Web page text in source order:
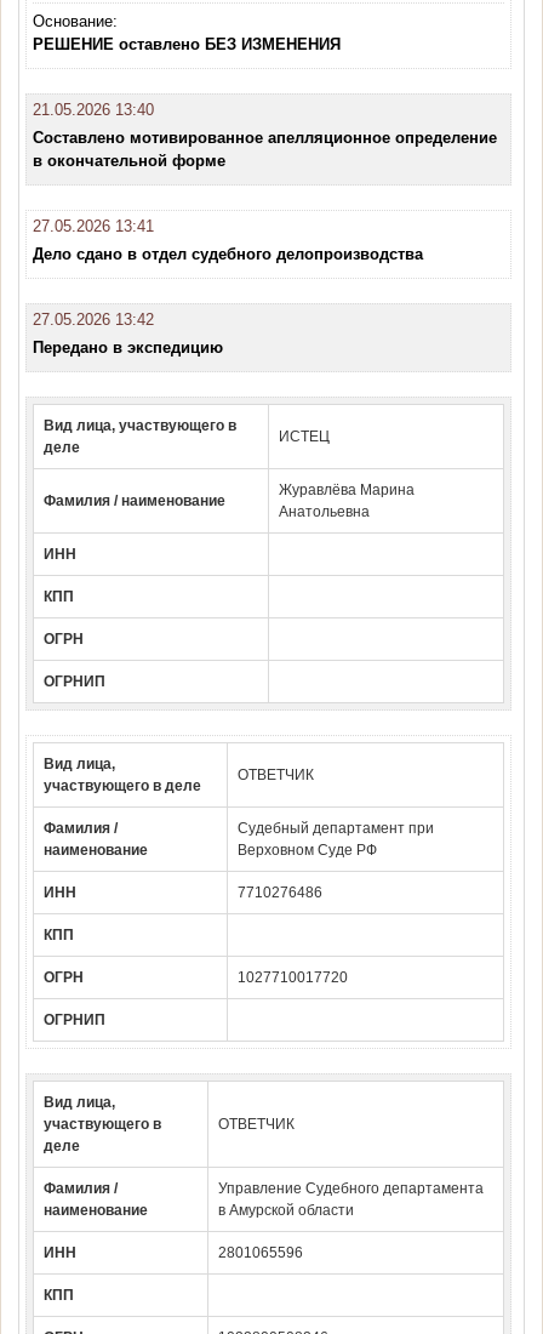
Основание:
РЕШЕНИЕ оставлено БЕЗ ИЗМЕНЕНИЯ
21.05.2026 13:40
Составлено мотивированное апелляционное определение
в окончательной форме
27.05.2026 13:41
Дело сдано в отдел судебного делопроизводства
27.05.2026 13:42
Передано в экспедицию
Вид лица, участвующего в
деле
ИСТЕЦ
Фамилия / наименование
Журавлёва Марина
Анатольевна
ИНН
КПП
ОГРН
ОГРНИП
Вид лица,
участвующего в деле
ОТВЕТЧИК
Фамилия /
наименование
Судебный департамент при
Верховном Суде РФ
ИНН 7710276486
КПП
ОГРН 1027710017720
ОГРНИП
Вид лица,
участвующего в
деле
ОТВЕТЧИК
Фамилия /
наименование
Управление Судебного департамента
в Амурской области
ИНН 2801065596
КПП